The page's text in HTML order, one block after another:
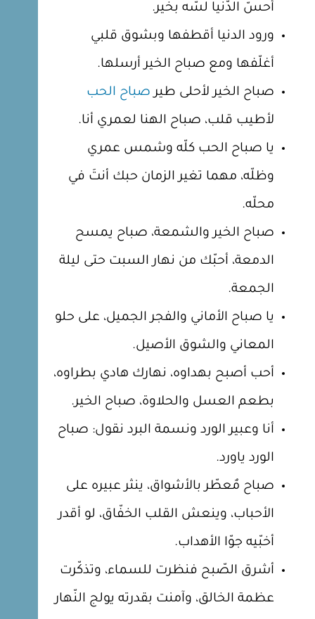
أحسّ الدّنيا لسّه بخير.
ورود الدنيا أقطفها وبشوق قلبي
أغلّفها ومع صباح الخير أرسلها.
صباح الخير لأحلى طير صباح الحب
لأطيب قلب، صباح الهنا لعمري أنا.
يا صباح الحب كلّه وشمس عمري
وظلّه، مهما تغير الزمان حبك أنتَ في
محلّه.
صباح الخير والشمعة، صباح يمسح
الدمعة، أحبّك من نهار السبت حتى ليلة
الجمعة.
يا صباح الأماني والفجر الجميل، على حلو
المعاني والشوق الأصيل.
أحب أصبح بهداوه، نهارك هادي بطراوه،
بطعم العسل والحلاوة، صباح الخير.
أنا وعبير الورد ونسمة البرد نقول: صباح
الورد ياورد.
صباح مٌعطّر بالأشواق، ينثر عبيره على
الأحباب، وينعش القلب الخفّاق، لو أقدر
أخبّيه جوّا الأهداب.
أشرق الصّبح فنظرت للسماء، وتذكّرت
عظمة الخالق، وآمنت بقدرته يولج النّهار